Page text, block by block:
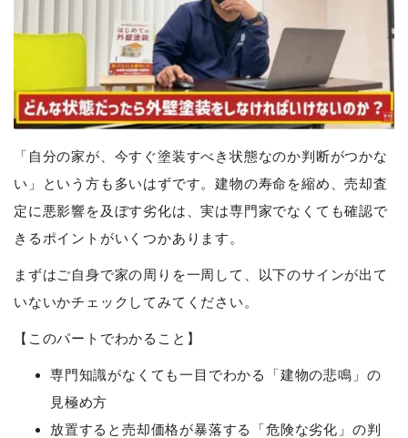
「自分の家が、今すぐ塗装すべき状態なのか判断がつかな
い」という方も多いはずです。建物の寿命を縮め、売却査
定に悪影響を及ぼす劣化は、実は専門家でなくても確認で
きるポイントがいくつかあります。
まずはご自身で家の周りを一周して、以下のサインが出て
いないかチェックしてみてください。
【このパートでわかること】
専門知識がなくても一目でわかる「建物の悲鳴」の
見極め方
放置すると売却価格が暴落する「危険な劣化」の判